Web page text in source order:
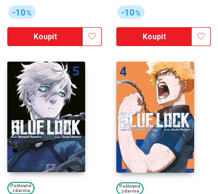
-10%
Koupit
-10%
Koupit
Poštovné
zdarma
Poštovné
zdarma